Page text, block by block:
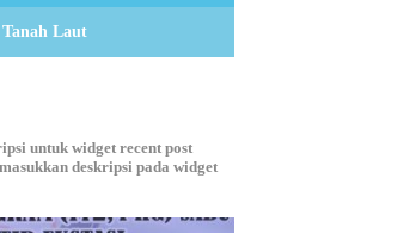
Tanah Laut
untuk widget recent post
deskripsi pada widget